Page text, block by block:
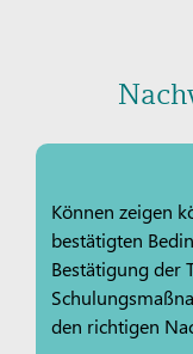
Können zeigen
bestätigten
Bestätigung der
den richtigen